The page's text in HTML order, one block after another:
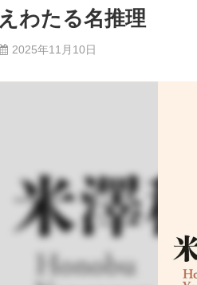
えわたる名推理
2025年11月10日